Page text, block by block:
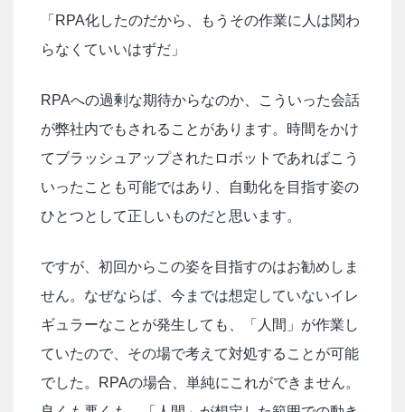
「RPA化したのだから、もうその作業に人は関わ
らなくていいはずだ」
RPAへの過剰な期待からなのか、こういった会話
が弊社内でもされることがあります。時間をかけ
てブラッシュアップされたロボットであればこう
いったことも可能ではあり、自動化を目指す姿の
ひとつとして正しいものだと思います。
ですが、初回からこの姿を目指すのはお勧めしま
せん。なぜならば、今までは想定していないイレ
ギュラーなことが発生しても、「人間」が作業し
ていたので、その場で考えて対処することが可能
でした。RPAの場合、単純にこれができません。